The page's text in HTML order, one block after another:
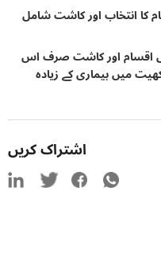
اور کاشت شامل
اور کاشت صرف اس
بیماری کے زیادہ
اشتراک کریں